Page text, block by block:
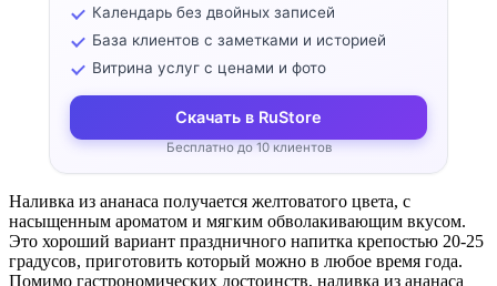
Календарь без двойных записей
База клиентов с заметками и историей
Витрина услуг с ценами и фото
Скачать в RuStore
Бесплатно до 10 клиентов
Наливка из ананаса получается желтоватого цвета, с
насыщенным ароматом и мягким обволакивающим вкусом.
Это хороший вариант праздничного напитка крепостью 20-25
градусов, приготовить который можно в любое время года.
Помимо гастрономических достоинств, наливка из ананаса